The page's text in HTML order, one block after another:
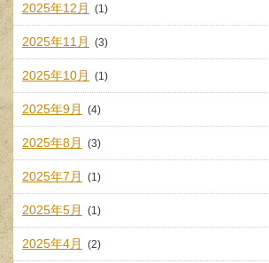
2025年12月 (1)
2025年11月 (3)
2025年10月 (1)
2025年9月 (4)
2025年8月 (3)
2025年7月 (1)
2025年5月 (1)
2025年4月 (2)